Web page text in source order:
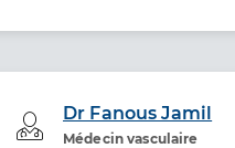
Dr Fanous Jamil
Médecin vasculaire
Professionel